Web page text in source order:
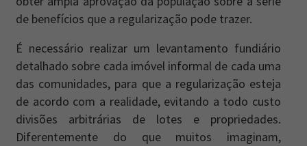
de benefícios que a regularização pode trazer.
É necessário realizar um levantamento fundiário
detalhado sobre cada imóvel informal de cada uma
das comunidades, para que a regularização esteja
de acordo com a realidade, evitando a todo custo
divisões arbitrárias de lotes e propriedades.
Diferentemente do que muitos imaginam,